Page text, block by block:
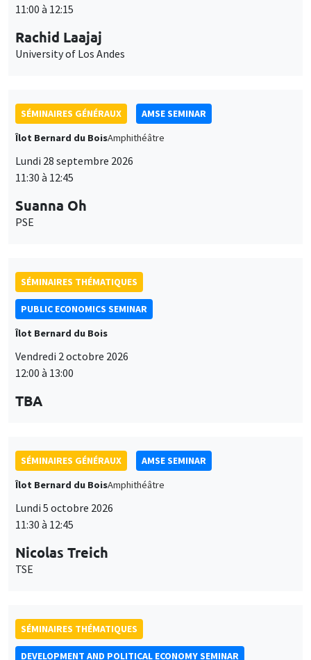
11:00 à 12:15
Rachid Laajaj
University of Los Andes
SÉMINAIRES GÉNÉRAUX
AMSE SEMINAR
Îlot Bernard du BoisAmphithéâtre
Lundi 28 septembre 2026
11:30 à 12:45
Suanna Oh
PSE
SÉMINAIRES THÉMATIQUES
PUBLIC ECONOMICS SEMINAR
Îlot Bernard du Bois
Vendredi 2 octobre 2026
12:00 à 13:00
TBA
SÉMINAIRES GÉNÉRAUX
AMSE SEMINAR
Îlot Bernard du BoisAmphithéâtre
Lundi 5 octobre 2026
11:30 à 12:45
Nicolas Treich
TSE
SÉMINAIRES THÉMATIQUES
DEVELOPMENT AND POLITICAL ECONOMY SEMINAR